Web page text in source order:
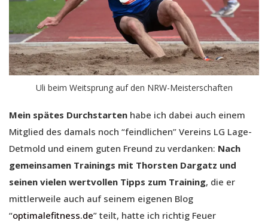
Uli beim Weitsprung auf den NRW-Meisterschaften
Mein spätes Durchstarten habe ich dabei auch einem
Mitglied des damals noch “feindlichen” Vereins LG Lage-
Detmold und einem guten Freund zu verdanken: Nach
gemeinsamen Trainings mit Thorsten Dargatz und
seinen vielen wertvollen Tipps zum Training, die er
mittlerweile auch auf seinem eigenen Blog
“optimalefitness.de” teilt, hatte ich richtig Feuer